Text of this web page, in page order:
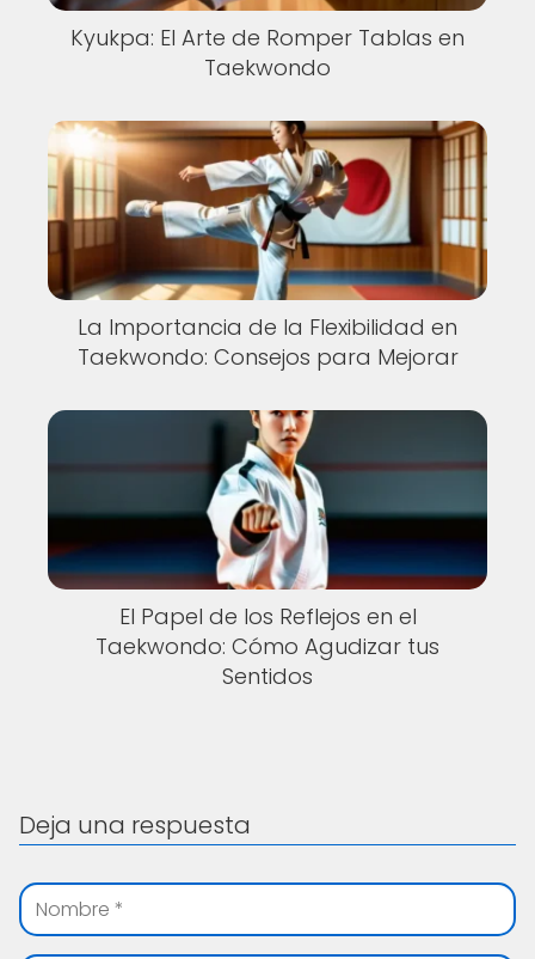
Kyukpa: El Arte de Romper Tablas en
Taekwondo
La Importancia de la Flexibilidad en
Taekwondo: Consejos para Mejorar
El Papel de los Reflejos en el
Taekwondo: Cómo Agudizar tus
Sentidos
Deja una respuesta